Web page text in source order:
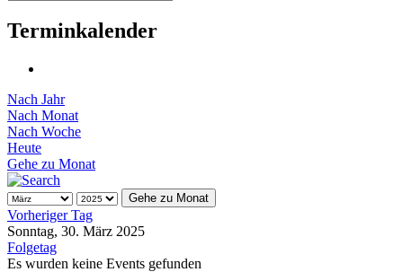
Terminkalender
Nach Jahr
Nach Monat
Nach Woche
Heute
Gehe zu Monat
Gehe zu Monat
Vorheriger Tag
Sonntag, 30. März 2025
Folgetag
Es wurden keine Events gefunden